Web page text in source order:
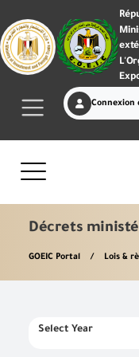
Connexion
Décrets
GOEIC Portal Lois &
Select Year